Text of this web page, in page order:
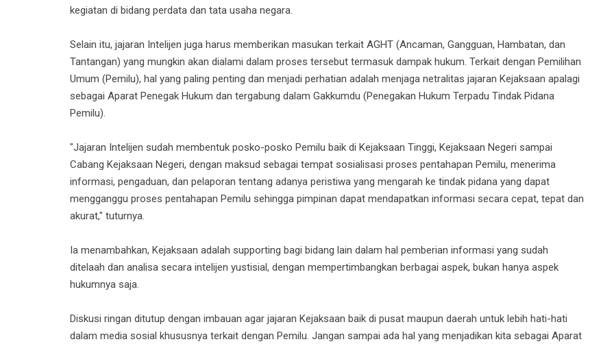
kegiatan di bidang perdata dan tata usaha negara.
Selain itu, jajaran Intelijen juga harus memberikan masukan terkait AGHT (Ancaman, Gangguan, Hambatan, dan
Tantangan) yang mungkin akan dialami dalam proses tersebut termasuk dampak hukum. Terkait dengan Pemilihan
Umum (Pemilu), hal yang paling penting dan menjadi perhatian adalah menjaga netralitas jajaran Kejaksaan apalagi
sebagai Aparat Penegak Hukum dan tergabung dalam Gakkumdu (Penegakan Hukum Terpadu Tindak Pidana
Pemilu).
"Jajaran Intelijen sudah membentuk posko-posko Pemilu baik di Kejaksaan Tinggi, Kejaksaan Negeri sampai
Cabang Kejaksaan Negeri, dengan maksud sebagai tempat sosialisasi proses pentahapan Pemilu, menerima
informasi, pengaduan, dan pelaporan tentang adanya peristiwa yang mengarah ke tindak pidana yang dapat
mengganggu proses pentahapan Pemilu sehingga pimpinan dapat mendapatkan informasi secara cepat, tepat dan
akurat," tuturnya.
Ia menambahkan, Kejaksaan adalah supporting bagi bidang lain dalam hal pemberian informasi yang sudah
ditelaah dan analisa secara intelijen yustisial, dengan mempertimbangkan berbagai aspek, bukan hanya aspek
hukumnya saja.
Diskusi ringan ditutup dengan imbauan agar jajaran Kejaksaan baik di pusat maupun daerah untuk lebih hati-hati
dalam media sosial khususnya terkait dengan Pemilu. Jangan sampai ada hal yang menjadikan kita sebagai Aparat